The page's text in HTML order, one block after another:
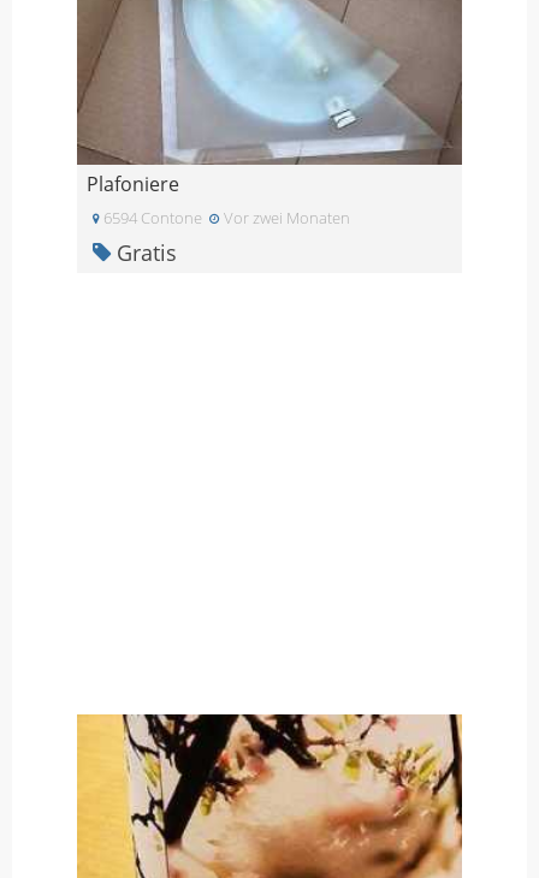
Plafoniere
6594 Contone Vor zwei Monaten
Gratis